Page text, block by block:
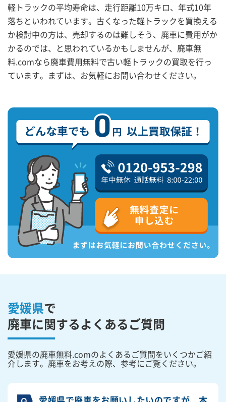
軽トラックの平均寿命は、走行距離10万キロ、年式10年
落ちといわれています。古くなった軽トラックを買換える
か検討中の方は、売却するのは難しそう、廃車に費用がか
かるのでは、と思われているかもしませんが、廃車無
料.comなら廃車費用無料で古い軽トラックの買取を行っ
ています。まずは、お気軽にお問い合わせください。
愛媛県で
廃車に関するよくあるご質問
愛媛県の廃車無料.comのよくあるご質問をいくつかご紹
介します。廃車をお考えの際、参考にご覧ください。